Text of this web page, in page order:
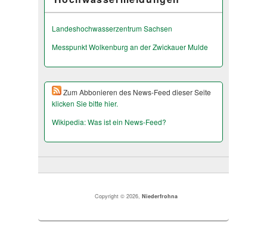
Landeshochwas­serzentrum Sachsen
Messpunkt Wolkenburg an der Zwickauer Mulde
Zum Abbonieren des News-Feed dieser Seite
klicken Sie bitte hier.
Wikipedia: Was ist ein News-Feed?
Copyright © 2026,Niederfrohna